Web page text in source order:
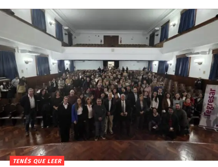
TENÉS QUE LEER